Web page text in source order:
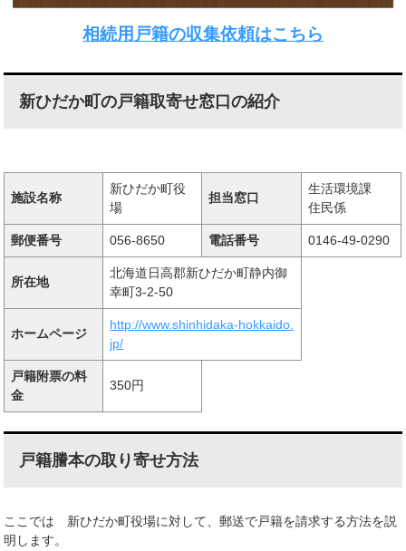
相続用戸籍の収集依頼はこちら
新ひだか町の戸籍取寄せ窓口の紹介
施設名称
新ひだか町役
場
担当窓口
生活環境課
住民係
郵便番号 056-8650 電話番号 0146-49-0290
所在地
北海道日高郡新ひだか町静内御
幸町3-2-50
ホームページ
http://www.shinhidaka-hokkaido.
jp/
戸籍附票の料
金
350円
戸籍謄本の取り寄せ方法
ここでは 新ひだか町役場に対して、郵送で戸籍を請求する方法を説
明します。